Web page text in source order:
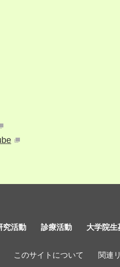
究活動 診療活動 大学院生
このサイトについて 関連